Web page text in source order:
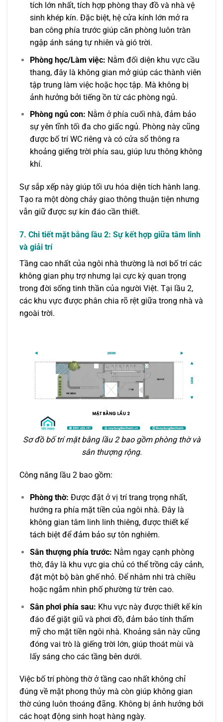
tích lớn nhất, tích hợp phòng thay đồ và nhà vệ
sinh khép kín. Đặc biệt, hệ cửa kính lớn mở ra
ban công phía trước giúp căn phòng luôn tràn
ngập ánh sáng tự nhiên và gió trời.
Phòng học/Làm việc: Nằm đối diện khu vực cầu
thang, đây là không gian mở giúp các thành viên
tập trung làm việc hoặc học tập. Mà không bị
ảnh hưởng bởi tiếng ồn từ các phòng ngủ.
Phòng ngủ con: Nằm ở phía cuối nhà, đảm bảo
sự yên tĩnh tối đa cho giấc ngủ. Phòng này cũng
được bố trí WC riêng và có cửa sổ thông ra
khoảng giếng trời phía sau, giúp lưu thông không
khí.
Sự sắp xếp này giúp tối ưu hóa diện tích hành lang.
Tạo ra một dòng chảy giao thông thuận tiện nhưng
vẫn giữ được sự kín đáo cần thiết.
7. Chi tiết mặt bằng lầu 2: Sự kết hợp giữa tâm linh
và giải trí
Tầng cao nhất của ngôi nhà thường là nơi bố trí các
không gian phụ trợ nhưng lại cực kỳ quan trọng
trong đời sống tinh thần của người Việt. Tại lầu 2,
các khu vực được phân chia rõ rệt giữa trong nhà và
ngoài trời.
Sơ đồ bố trí mặt bằng lầu 2 bao gồm phòng thờ và
sân thượng rộng.
Công năng lầu 2 bao gồm:
Phòng thờ: Được đặt ở vị trí trang trọng nhất,
hướng ra phía mặt tiền của ngôi nhà. Đây là
không gian tâm linh linh thiêng, được thiết kế
tách biệt để đảm bảo sự tôn nghiêm.
Sân thượng phía trước: Nằm ngay cạnh phòng
thờ, đây là khu vực gia chủ có thể trồng cây cảnh,
đặt một bộ bàn ghế nhỏ. Để nhâm nhi trà chiều
hoặc ngắm nhìn phố phường từ trên cao.
Sân phơi phía sau: Khu vực này được thiết kế kín
đáo để giặt giũ và phơi đồ, đảm bảo tính thẩm
mỹ cho mặt tiền ngôi nhà. Khoảng sân này cũng
đóng vai trò là giếng trời lớn, giúp thoát mùi và
lấy sáng cho các tầng bên dưới.
Việc bố trí phòng thờ ở tầng cao nhất không chỉ
đúng về mặt phong thủy mà còn giúp không gian
thờ cúng luôn thoáng đãng. Không bị ảnh hưởng bởi
các hoạt động sinh hoạt hàng ngày.